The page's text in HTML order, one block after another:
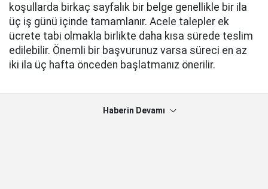
koşullarda birkaç sayfalık bir belge genellikle bir ila
üç iş günü içinde tamamlanır. Acele talepler ek
ücrete tabi olmakla birlikte daha kısa sürede teslim
edilebilir. Önemli bir başvurunuz varsa süreci en az
iki ila üç hafta önceden başlatmanız önerilir.
Haberin Devamı